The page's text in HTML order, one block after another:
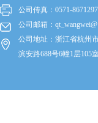
公司传真：0571-
公司邮箱 ：
公司地址：浙江省杭州
滨安路688号6幢1层105